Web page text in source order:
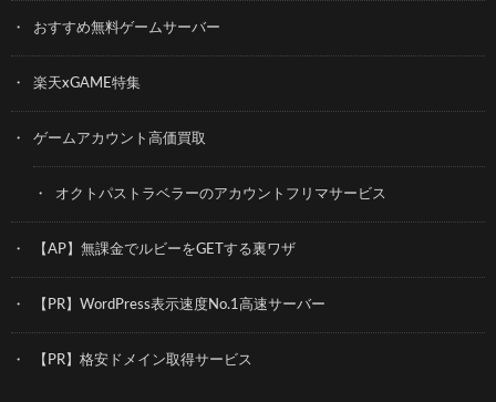
おすすめ無料ゲームサーバー
楽天xGAME特集
ゲームアカウント高価買取
オクトパストラベラーのアカウントフリマサービス
【AP】無課金でルビーをGETする裏ワザ
【PR】WordPress表示速度No.1高速サーバー
【PR】格安ドメイン取得サービス